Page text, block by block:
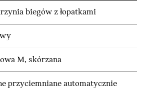
biegów z łopatkami
M, skórzana
przyciemniane automatycznie